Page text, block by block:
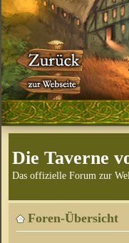
Die Taverne
Das offizielle Forum zur
Foren-Übersicht